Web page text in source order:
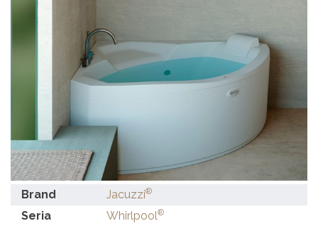
Brand Jacuzzi®
Seria Whirlpool®